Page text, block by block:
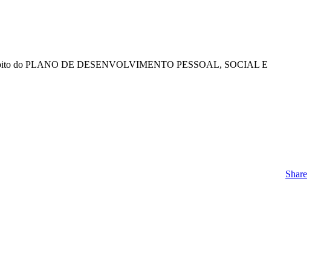
do PLANO DE DESENVOLVIMENTO PESSOAL, SOCIAL E
Share